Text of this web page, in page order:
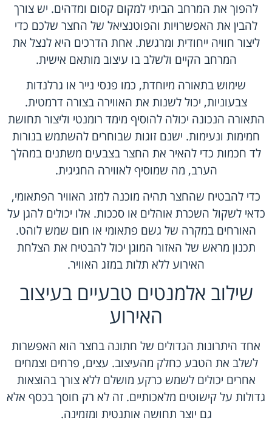
להפוך את המרחב הביתי למקום קסום ומדהים. יש צורך
להבין את האפשרויות והפוטנציאל של החצר שלכם כדי
ליצור חוויה ייחודית ומרגשת. אחת הדרכים היא לנצל את
המרחב הקיים ולשלב בו עיצוב מותאם אישית.
שימוש בתאורה מיוחדת, כמו פנסי נייר או גרלנדות
צבעוניות, יכול לשנות את האווירה בצורה דרמטית.
התאורה הנכונה יכולה להוסיף מימד רומנטי וליצור תחושת
חמימות ונעימות. ישנם זוגות שבוחרים להשתמש בנורות
לד חכמות כדי להאיר את החצר בצבעים משתנים במהלך
הערב, מה שמוסיף לאווירה החגיגית.
כדי להבטיח שהחצר תהיה מוכנה למזג האוויר הפתאומי,
כדאי לשקול השכרת אוהלים או סככות. אלו יכולים להגן על
האורחים במקרה של גשם פתאומי או חום שמש לוהט.
תכנון מראש של האזור המוגן יכול להבטיח את הצלחת
האירוע ללא תלות במזג האוויר.
שילוב אלמנטים טבעיים בעיצוב
האירוע
אחד היתרונות הגדולים של חתונה בחצר הוא האפשרות
לשלב את הטבע כחלק מהעיצוב. עצים, פרחים וצמחים
אחרים יכולים לשמש כרקע מושלם ללא צורך בהוצאות
גדולות על קישוטים מלאכותיים. זה לא רק חוסך בכסף אלא
גם יוצר תחושה אותנטית ומזמינה.